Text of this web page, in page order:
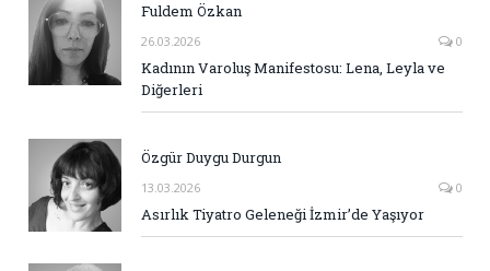
Fuldem Özkan
26.03.2026 0
Kadının Varoluş Manifestosu: Lena, Leyla ve
Diğerleri
Özgür Duygu Durgun
13.03.2026 0
Asırlık Tiyatro Geleneği İzmir’de Yaşıyor